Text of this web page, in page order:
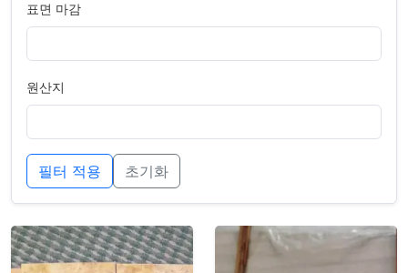
표면 마감
원산지
필터 적용 초기화